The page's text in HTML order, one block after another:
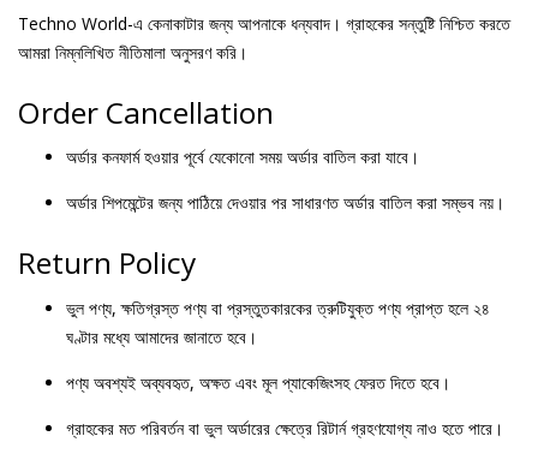
Techno World-এ কেনাকাটার জন্য আপনাকে ধন্যবাদ। গ্রাহকের সন্তুষ্টি নিশ্চিত করতে
আমরা নিম্নলিখিত নীতিমালা অনুসরণ করি।
Order Cancellation
অর্ডার কনফার্ম হওয়ার পূর্বে যেকোনো সময় অর্ডার বাতিল করা যাবে।
অর্ডার শিপমেন্টের জন্য পাঠিয়ে দেওয়ার পর সাধারণত অর্ডার বাতিল করা সম্ভব নয়।
Return Policy
ভুল পণ্য, ক্ষতিগ্রস্ত পণ্য বা প্রস্তুতকারকের ত্রুটিযুক্ত পণ্য প্রাপ্ত হলে ২৪
ঘণ্টার মধ্যে আমাদের জানাতে হবে।
পণ্য অবশ্যই অব্যবহৃত, অক্ষত এবং মূল প্যাকেজিংসহ ফেরত দিতে হবে।
গ্রাহকের মত পরিবর্তন বা ভুল অর্ডারের ক্ষেত্রে রিটার্ন গ্রহণযোগ্য নাও হতে পারে।